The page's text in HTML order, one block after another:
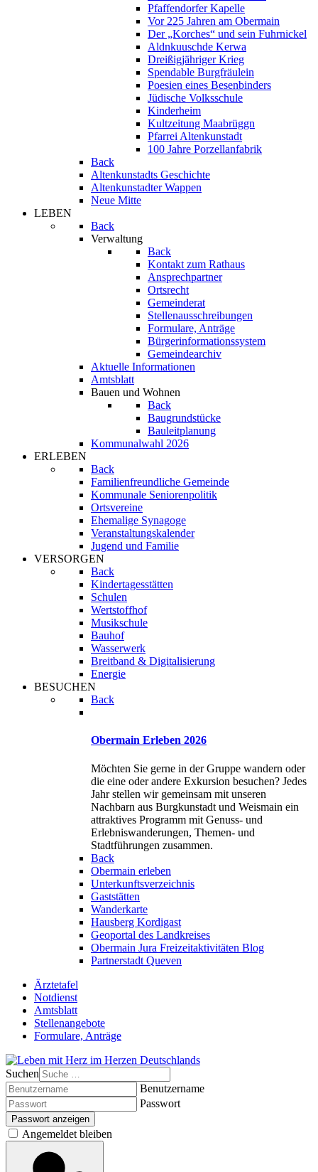
Pfaffendorfer Kapelle
Vor 225 Jahren am Obermain
Der „Korches“ und sein Fuhrnickel
Aldnkuuschde Kerwa
Dreißigjähriger Krieg
Spendable Burgfräulein
Poesien eines Besenbinders
Jüdische Volksschule
Kinderheim
Kultzeitung Maabrüggn
Pfarrei Altenkunstadt
100 Jahre Porzellanfabrik
Back
Altenkunstadts Geschichte
Altenkunstadter Wappen
Neue Mitte
LEBEN
Back
Verwaltung
Back
Kontakt zum Rathaus
Ansprechpartner
Ortsrecht
Gemeinderat
Stellenausschreibungen
Formulare, Anträge
Bürgerinformationssystem
Gemeindearchiv
Aktuelle Informationen
Amtsblatt
Bauen und Wohnen
Back
Baugrundstücke
Bauleitplanung
Kommunalwahl 2026
ERLEBEN
Back
Familienfreundliche Gemeinde
Kommunale Seniorenpolitik
Ortsvereine
Ehemalige Synagoge
Veranstaltungskalender
Jugend und Familie
VERSORGEN
Back
Kindertagesstätten
Schulen
Wertstoffhof
Musikschule
Bauhof
Wasserwerk
Breitband & Digitalisierung
Energie
BESUCHEN
Back
Obermain Erleben 2026
Möchten Sie gerne in der Gruppe wandern oder
die eine oder andere Exkursion besuchen? Jedes
Jahr stellen wir gemeinsam mit unseren
Nachbarn aus Burgkunstadt und Weismain ein
attraktives Programm mit Genuss- und
Erlebniswanderungen, Themen- und
Stadtführungen zusammen.
Back
Obermain erleben
Unterkunftsverzeichnis
Gaststätten
Wanderkarte
Hausberg Kordigast
Geoportal des Landkreises
Obermain Jura Freizeitaktivitäten Blog
Partnerstadt Queven
Ärztetafel
Notdienst
Amtsblatt
Stellenangebote
Formulare, Anträge
Suchen
Benutzername
Passwort
Passwort anzeigen
Angemeldet bleiben